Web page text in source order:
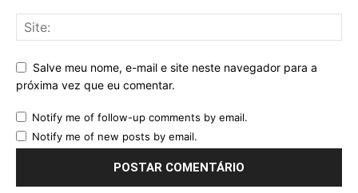
Salve meu nome, e-mail e site neste navegador para a
próxima vez que eu comentar.
Notify me of follow-up comments by email.
Notify me of new posts by email.